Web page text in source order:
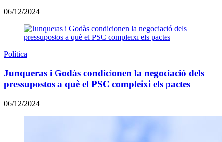
06/12/2024
Política
Junqueras i Godàs condicionen la negociació dels
pressupostos a què el PSC compleixi els pactes
06/12/2024